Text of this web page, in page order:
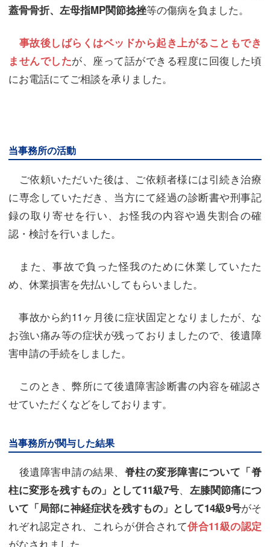
蓋骨骨折、左母指MP関節捻挫等の傷病を負ました。
事故後しばらくはベッドから起き上がることもでき
ませんでしたが、座って話ができる程度に回復した頃
にお電話にてご相談を承りました。
当事務所の活動
ご依頼いただいた後は、ご依頼者様には引続き治療
に専念していただき、当方にて経過の診断書や刑事記
録の取り寄せを行い、お怪我の内容や過失割合の確
認・検討を行いました。
また、事故で負った怪我のために休業していたた
め、休業損害を先払いしてもらいました。
事故から約11ヶ月後に症状固定となりましたが、な
お強い痛み等の症状が残っておりましたので、後遺障
害申請の手続をしました。
このとき、弊所にて後遺障害診断書の内容を確認さ
せていただくなどをしております。
当事務所が関与した結果
後遺障害申請の結果、脊柱の変形障害について「脊
柱に変形を残すもの」として11級7号、 左膝関節痛につ
いて「局部に神経症状を残すもの」として14級9号がそ
れぞれ認定され、これらが併合されて併合11級の認定
がなされました。